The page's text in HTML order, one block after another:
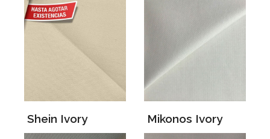
Shein Ivory Mikonos Ivory